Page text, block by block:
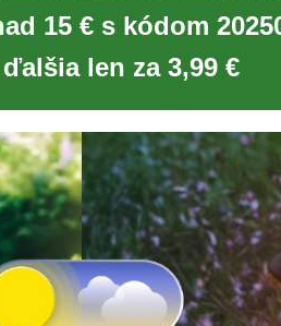
15 € s kódom
len za 3,99 €